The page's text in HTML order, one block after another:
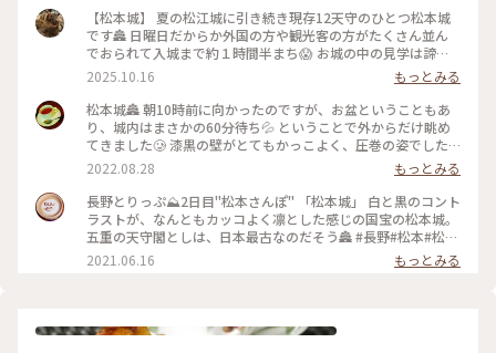
【松本城】 夏の松江城に引き続き現存12天守のひとつ松本城
です🏯 日曜日だからか外国の方や観光客の方がたくさん並ん
でおられて入城まで約１時間半まち😱 お城の中の見学は諦め
て外観のみ堪能してきました 現存12天守のうち五重天守が見
れるのは姫路城と松本城のみ👀 別名が深志城の6階建のかっこ
いい黒いお城です✨ 黒いから烏城🐦‍⬛とも呼ばれているんです
がそれは60年前くらいにバスガイドさんが言いはじめたそうで
正式な別名ではないそうです😳 やはりお堀とおっきい天守閣
って絵になりますよねぇ☺️ お城の近くでコスモスが咲いてい
るのも見つけました🌸秋ですねぇ🍂 （2025.9.21） #現存12天
守 #国宝5城 #国宝 #お城 #秋の信州推し事の旅2025 #秋の装い
#松本 #ことりっぷ長野
2025.10.16
もっとみる
松本城🏯 朝10時前に向かったのですが、お盆ということもあ
り、城内はまさかの60分待ち💦 ということで外からだけ眺め
てきました🥲 漆黒の壁がとてもかっこよく、圧巻の姿でした✨
最寄りのバス停を降りると、お堀に白鳥がいました🦢 (来訪
日:8月中旬) #松本 #松本城 #城 #風景 #景色 #ことりっぷ長野
#Myことりっぷ #私のことりっぷ2022
2022.08.28
もっとみる
長野とりっぷ⛰2日目"松本さんぽ" 「松本城」 白と黒のコント
ラストが、なんともカッコよく凛とした感じの国宝の松本城。
五重の天守閣としは、日本最古なのだそう🏯 #長野#松本#松本
城#ライトアップ#自然にふれる
2021.06.16 もっとみる